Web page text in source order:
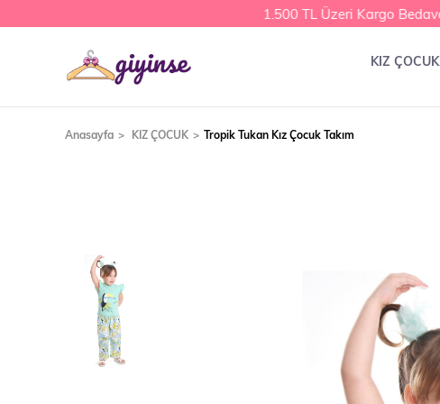
1.500 TL Üzeri Kargo Bedava
KIZ ÇOCUK
Anasayfa KIZ ÇOCUK Tropik Tukan Kız Çocuk Takım